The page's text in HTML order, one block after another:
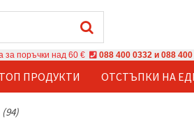
за поръчки над 60 € 088 400 0332 и 088
ТОП ПРОДУКТИ ОТСТЪПКИ НА
(94)